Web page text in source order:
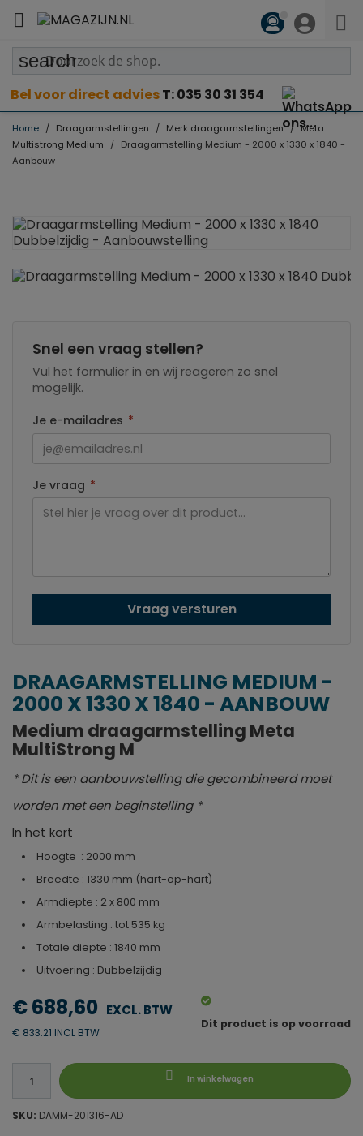

search
Bel voor direct adviesT: 035 30 31 354
Home Draagarmstellingen Merk draagarmstellingen
Meta
Multistrong Medium
Draagarmstelling Medium - 2000 x 1330 x 1840 -
Aanbouw
Snel een vraag stellen?
Vul het formulier in en wij reageren zo snel
mogelijk.
Je e-mailadres *
Je vraag *
Vraag versturen
DRAAGARMSTELLING MEDIUM -
2000 X 1330 X 1840 - AANBOUW
Medium draagarmstelling Meta
MultiStrong M
* Dit is een aanbouwstelling die gecombineerd moet
worden met een beginstelling *
In het kort
Hoogte : 2000 mm
Breedte : 1330 mm (hart-op-hart)
Armdiepte : 2 x 800 mm
Armbelasting : tot 535 kg
Totale diepte : 1840 mm
Uitvoering : Dubbelzijdig
€ 688,60
€ 833.21 INCL BTW
Dit product is op voorraad
In winkelwagen
SKU: DAMM-201316-AD